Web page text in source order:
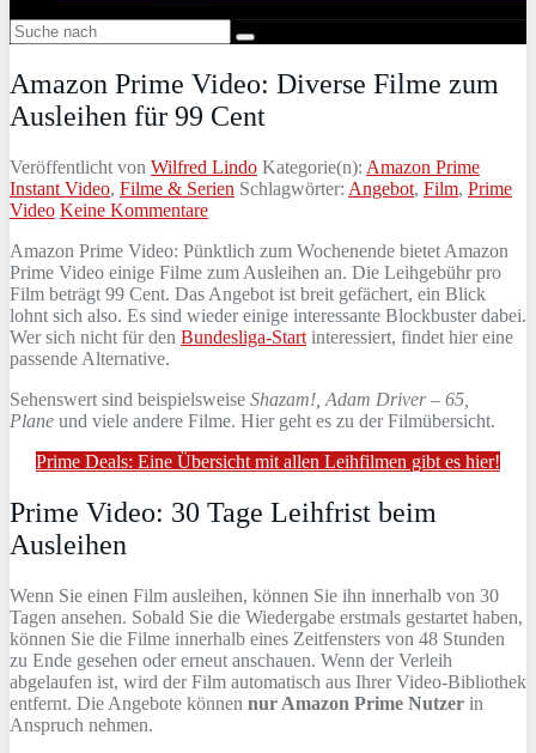
Amazon Prime Video: Diverse Filme zum
Ausleihen für 99 Cent
Veröffentlicht von Wilfred Lindo Kategorie(n): Amazon Prime
Instant Video, Filme & Serien Schlagwörter: Angebot, Film, Prime
Video Keine Kommentare
Amazon Prime Video: Pünktlich zum Wochenende bietet Amazon
Prime Video einige Filme zum Ausleihen an. Die Leihgebühr pro
Film beträgt 99 Cent. Das Angebot ist breit gefächert, ein Blick
lohnt sich also. Es sind wieder einige interessante Blockbuster dabei.
Wer sich nicht für den Bundesliga-Start interessiert, findet hier eine
passende Alternative.
Sehenswert sind beispielsweise Shazam!, Adam Driver – 65,
Plane und viele andere Filme. Hier geht es zu der Filmübersicht.
Prime Deals: Eine Übersicht mit allen Leihfilmen gibt es hier!
Prime Video: 30 Tage Leihfrist beim
Ausleihen
Wenn Sie einen Film ausleihen, können Sie ihn innerhalb von 30
Tagen ansehen. Sobald Sie die Wiedergabe erstmals gestartet haben,
können Sie die Filme innerhalb eines Zeitfensters von 48 Stunden
zu Ende gesehen oder erneut anschauen. Wenn der Verleih
abgelaufen ist, wird der Film automatisch aus Ihrer Video-Bibliothek
entfernt. Die Angebote können nur Amazon Prime Nutzer in
Anspruch nehmen.